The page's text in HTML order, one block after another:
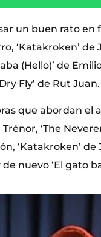
un buen rato en
‘Katakroken’
(Hello)’ de
Fly’ de Rut Juan.
que abordan el
‘The
‘Katakroken’
nuevo ‘El gato